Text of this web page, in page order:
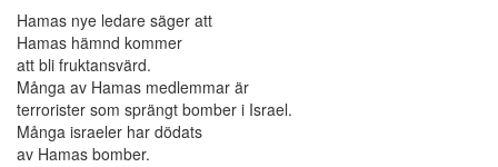
Hamas nye ledare säger att
Hamas hämnd kommer
att bli fruktansvärd.
Många av Hamas medlemmar är
terrorister som sprängt bomber i Israel.
Många israeler har dödats
av Hamas bomber.